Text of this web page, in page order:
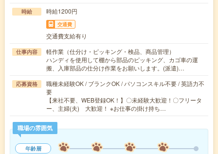
時給 時給1200円
交通費
交通費支給有り
仕事内容
軽作業（仕分け・ピッキング・検品、商品管理）
ハンディを使用して棚から部品のピッキング、カゴ車の運
搬、入庫部品の仕分け作業をお願いします。(派遣)…
応募資格
職種未経験OK / ブランクOK / パソコンスキル不要 / 英語力不
要
【来社不要、WEB登録OK！】〇未経験大歓迎！〇フリータ
ー、主婦(夫) 大歓迎！ ※お仕事の掛け持ち…
職場の雰囲気
年齢層